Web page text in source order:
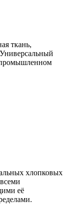
ткань,
хлопковых
её